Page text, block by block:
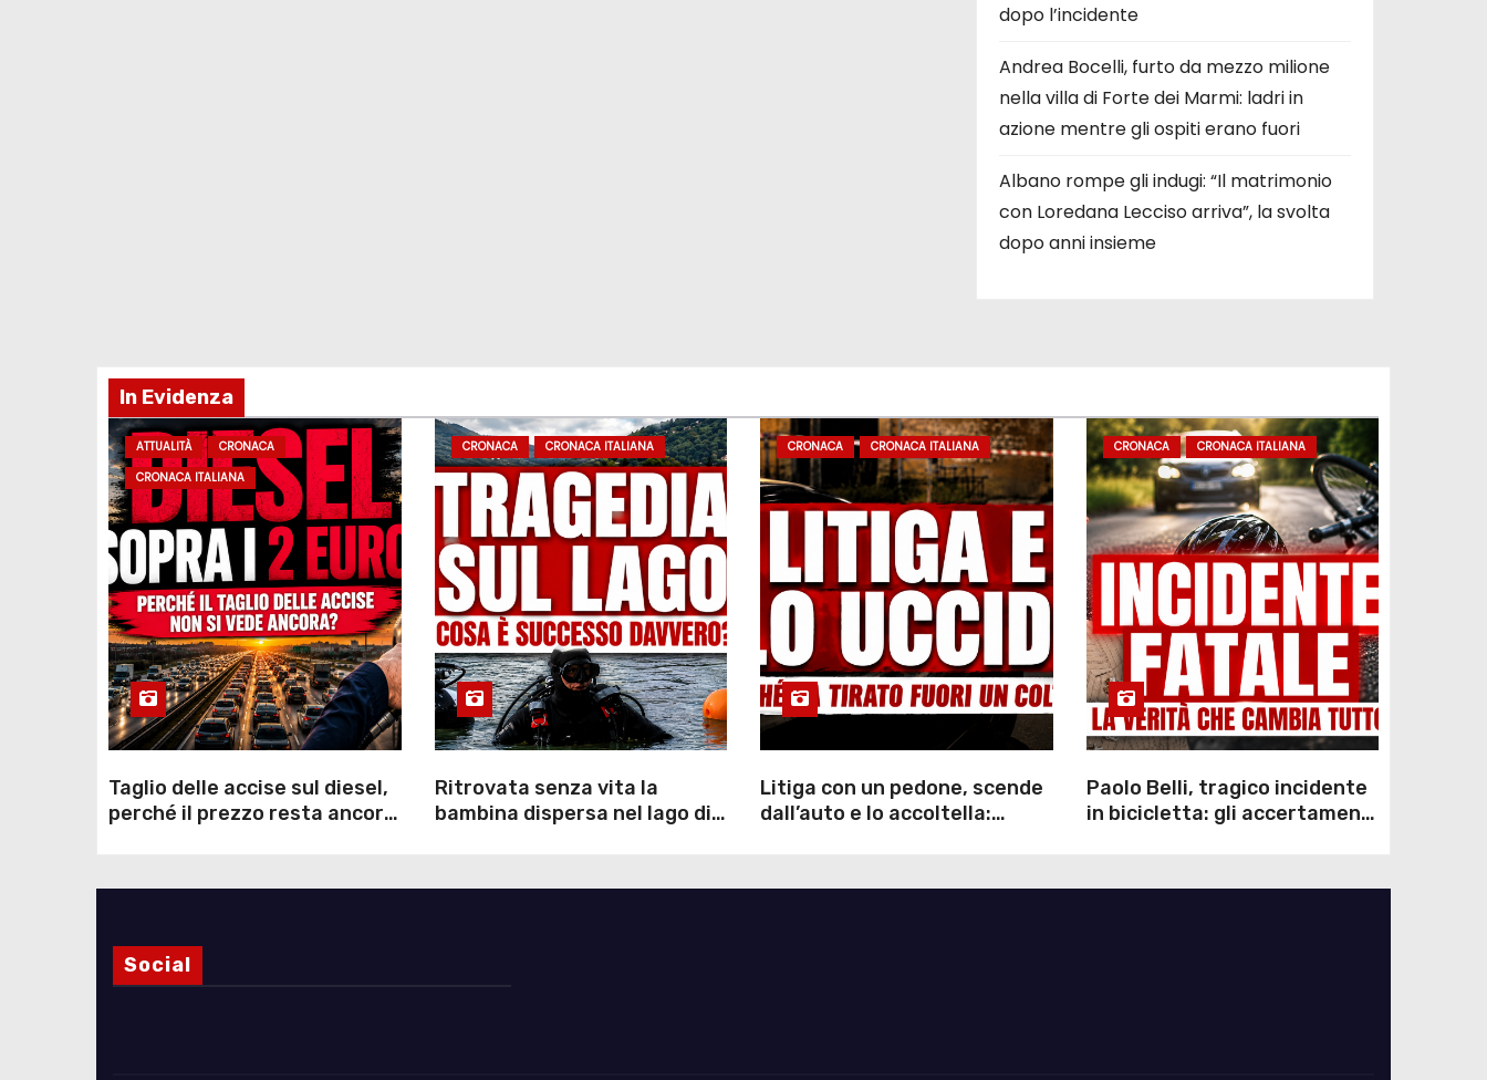
dopo l’incidente
Andrea Bocelli, furto da mezzo milione
nella villa di Forte dei Marmi: ladri in
azione mentre gli ospiti erano fuori
Albano rompe gli indugi: “Il matrimonio
con Loredana Lecciso arriva”, la svolta
dopo anni insieme
In Evidenza
ATTUALITÀ
CRONACA
CRONACA ITALIANA
Taglio delle accise sul diesel,
perché il prezzo resta ancora
CRONACA CRONACA ITALIANA
Ritrovata senza vita la
bambina dispersa nel lago di
CRONACA CRONACA ITALIANA
Litiga con un pedone, scende
dall’auto e lo accoltella:
CRONACA CRONACA ITALIANA
Paolo Belli, tragico incidente
in bicicletta: gli accertamenti
chiarire
Social